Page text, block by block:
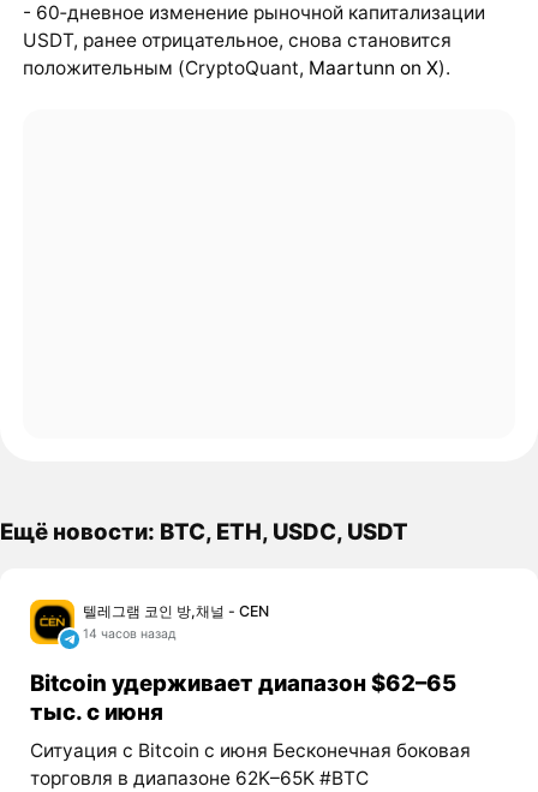
- 60‑дневное изменение рыночной капитализации
USDT, ранее отрицательное, снова становится
положительным (CryptoQuant, Maartunn on X).
Ещё новости: BTC, ETH, USDC, USDT
텔레그램 코인 방,채널 - CEN
14 часов назад
Bitcoin удерживает диапазон $62–65
тыс. с июня
Ситуация с Bitcoin с июня Бесконечная боковая
торговля в диапазоне 62K–65K #BTC